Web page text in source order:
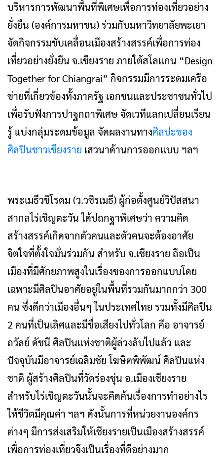
บริหารการพัฒนาพื้นที่พิเศษเพื่อการท่องเที่ยวอย่าง
ยั่งยืน (องค์การมหาชน) ร่วมกับมหาวิทยาลัยพะเยา
จัดกิจกรรมขับเคลื่อนเมืองสร้างสรรค์เพื่อการท่อง
เที่ยวอย่างยั่งยืน จ.เชียงราย ภายใต้สโลแกน “Design
Together for Chiangrai” กิจกรรมมีการระดมเครือ
ข่ายที่เกี่ยวข้องทั้งภาครัฐ เอกชนและประชาชนทั่วไป
เพื่อรับฟังการปาฐกถาพิเศษ จัดเวทีแลกเปลี่ยนเรียน
รู้ แบ่งกลุ่มระดมข้อมูล จัดผลงานทางศิลปะของ
ศิลปินชาวเชียงราย เสวนาด้านการออกแบบ ฯลฯ
พระเมธีวชิโรดม (ว.วชิรเมธี) ผู้ก่อตั้งศูนย์วิปัสสนา
สากลไร่เชิญตะวัน ได้ปถกฐาพิเศษว่า ความคิด
สร้างสรรค์เกิดจากตัวคนและตัวคนจะต้องอาศัย
จิตใจที่ตั้งใจมั่นร่วมกัน สำหรับ จ.เชียงราย ถือเป็น
เมืองที่มีศักยภาพสูงในเรื่องของการออกแบบโดย
เฉพาะมีศิลปินอาศัยอยู่ในพื้นที่รวมกันมากกว่า 300
คน ซึ่งดีกว่าเมืองอื่นๆ ในประเทศไทย รวมทั้งมีศิลปิน
2 คนที่เป็นเลิศและมีชื่อเสียงไปทั่วโลก คือ อาจารย์
ถวัลย์ ดัชนี ศิลปินแห่งชาติผู้ล่วงลับไปแล้ว และ
ปัจจุบันมีอาจารย์เฉลิมชัย โฆษิตพิพัฒน์ ศิลปินแห่ง
ชาติ ผู้สร้างศิลปินที่วัดร่องขุ่น อ.เมืองเชียงราย
สำหรับไร่เชิญตะวันนั้นจะคิดค้นเรื่องการทำอย่างไร
ให้ชีวิตมีคุณค่า ฯลฯ ดังนั้นการที่หน่วยงานองค์กร
ต่างๆ มีการส่งเสริมให้เชียงรายเป็นเมืองสร้างสรรค์
เพื่อการท่องเที่ยวจึงเป็นเรื่องที่ดีอย่างมาก